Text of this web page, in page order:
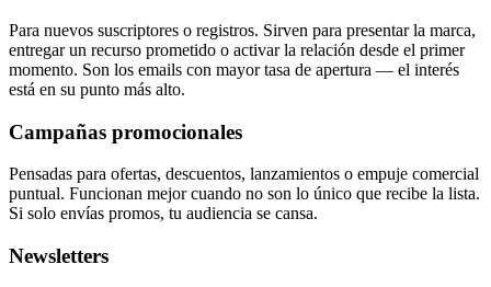
Para nuevos suscriptores o registros. Sirven para presentar la marca,
entregar un recurso prometido o activar la relación desde el primer
momento. Son los emails con mayor tasa de apertura — el interés
está en su punto más alto.
Campañas promocionales
Pensadas para ofertas, descuentos, lanzamientos o empuje comercial
puntual. Funcionan mejor cuando no son lo único que recibe la lista.
Si solo envías promos, tu audiencia se cansa.
Newsletters